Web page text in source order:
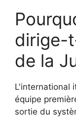
dirige-
de la
L'international
équipe
sortie du